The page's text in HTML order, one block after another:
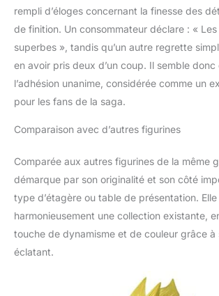
rempli d’éloges concernant la finesse des
de finition. Un consommateur déclare : «
superbes », tandis qu’un autre regrette
en avoir pris deux d’un coup. Il semble donc
l’adhésion unanime, considérée comme un
pour les fans de la saga.
Comparaison avec d’autres figurines
Comparée aux autres figurines de la même
démarque par son originalité et son côté
type d’étagère ou table de présentation.
harmonieusement une collection existante,
touche de dynamisme et de couleur grâce à
éclatant.